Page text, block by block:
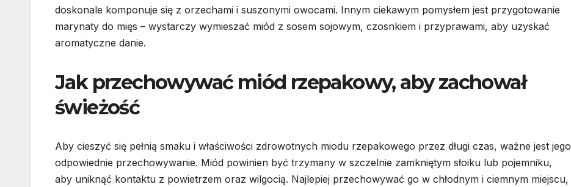
doskonale komponuje się z orzechami i suszonymi owocami. Innym ciekawym pomysłem jest przygotowanie
marynaty do mięs – wystarczy wymieszać miód z sosem sojowym, czosnkiem i przyprawami, aby uzyskać
aromatyczne danie.
Jak przechowywać miód rzepakowy, aby zachował
świeżość
Aby cieszyć się pełnią smaku i właściwości zdrowotnych miodu rzepakowego przez długi czas, ważne jest jego
odpowiednie przechowywanie. Miód powinien być trzymany w szczelnie zamkniętym słoiku lub pojemniku,
aby uniknąć kontaktu z powietrzem oraz wilgocią. Najlepiej przechowywać go w chłodnym i ciemnym miejscu,